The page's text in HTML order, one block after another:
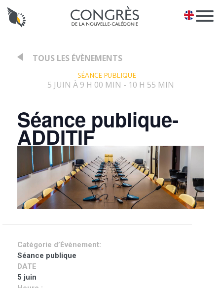
EN
TOUS LES ÉVÈNEMENTS
SÉANCE PUBLIQUE
5 JUIN À 9 H 00 MIN - 10 H 55 MIN
Séance publique-
ADDITIF
Catégorie d’Évènement:
Séance publique
DATE
5 juin
Panneau de gestion des cookies